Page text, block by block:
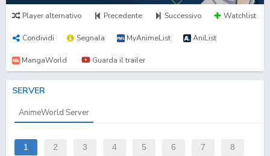
Player alternativo Precedente Successivo Watchlist
Condividi Segnala MyAnimeList AniList
MangaWorld Guarda il trailer
SERVER
AnimeWorld Server
1 2 3 4 5 6 7 8